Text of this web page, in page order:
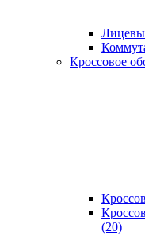
Кроссовое
(20)